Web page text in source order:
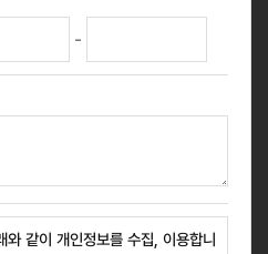
-
와 같이 개인정보를 수집, 이용합니